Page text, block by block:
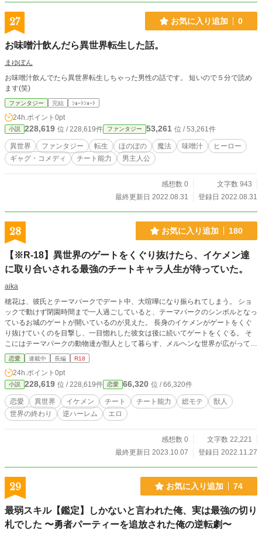
27 お気に入り追加 0
お味噌汁飲んだら異世界転生した話。
まゆぽん
お味噌汁飲んでたら異世界転生しちゃった男性の話です。 短いので５分で読め
ます(笑)
ファンタジー 完結 ｼｮｰﾄｼｮｰﾄ
24h.ポイント 0pt
小説 228,619 位 / 228,619件 ファンタジー 53,261 位 / 53,261件
異世界 ファンタジー 転生 ほのぼの 魔法 味噌汁
ヒーロー
ギャグ・コメディ
チート能力 男主人公
感想数 0
文字数 943
最終更新日 2022.08.31
登録日 2022.08.31
28 お気に入り追加 180
【※R-18】異世界のゲートをくぐり抜けたら、イケメン達
に取り合いされる最強のチートキャラ人生が待っていた。
aika
穂花は、彼氏とテーマパークでデート中、大喧嘩になり振られてしまう。 ショ
ックで動けず閉園時間まで一人過ごしていると、テーマパークのシンボルとなっ
ているお城のゲートが開いているのが見えた。 長身のイケメンがゲートをくぐ
り抜けていくのを目撃し、一目惚れした彼女は後に続いてゲートをくぐる。 そ
こにはテーマパークの動物達が獣人として暮らす、メルヘンな世界が広がってい
た。 穂花は異世界に来てしまったことに気付く。そこは獣人と人間が共存する
世界。 平和そのものに見える彼らの世界では、謎の熱病が流行り、「世界の終
わり」が始まっていた。 熱病に罹ったものは、人格を失い、自らの能力が暴走
してしまうらしい。 穂花は、彼らと交わることによって「暴走した力を無力化
できる」というチート能力を持っていて・・・・ 男だらけの異世界で、イケメ
ン達から求められまくるオイシイ物語が、穂花を待っていた。 （※R-18描写あ
り）
恋愛 連載中 長編 R18
24h.ポイント 0pt
小説 228,619 位 / 228,619件 恋愛 66,320 位 / 66,320件
恋愛 異世界 イケメン チート チート能力 総モテ
獣人
世界の終わり
逆ハーレム エロ
感想数 0
文字数 22,221
最終更新日 2023.10.07
登録日 2022.11.27
29 お気に入り追加 74
最弱スキル【鑑定】しかないと言われた俺、実は最強の切り
札でした 〜勇者パーティーを追放された俺の逆転劇〜